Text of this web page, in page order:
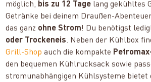
möglich, bis zu 12 Tage lang gekühltes
Getränke bei deinem Draußen-
das ganz ohne Strom! Du benötigst
oder Trockeneis. Neben der Kühlbox
Grill-Shop auch die kompakte
den bequemen Kühlrucksack sowie
stromunabhängigen Kühlsysteme